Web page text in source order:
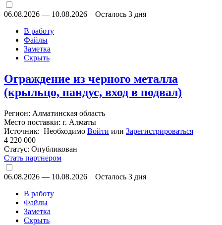
06.08.2026 — 10.08.2026
Осталось 3 дня
В работу
Файлы
Заметка
Скрыть
Ограждение из черного металла
(крыльцо, пандус, вход в подвал)
Регион: Алматинская область
Место поставки: г. Алматы
Источник: Необходимо Войти или Зарегистрироваться
4 220 000
Статус: Опубликован
Стать партнером
06.08.2026 — 10.08.2026
Осталось 3 дня
В работу
Файлы
Заметка
Скрыть